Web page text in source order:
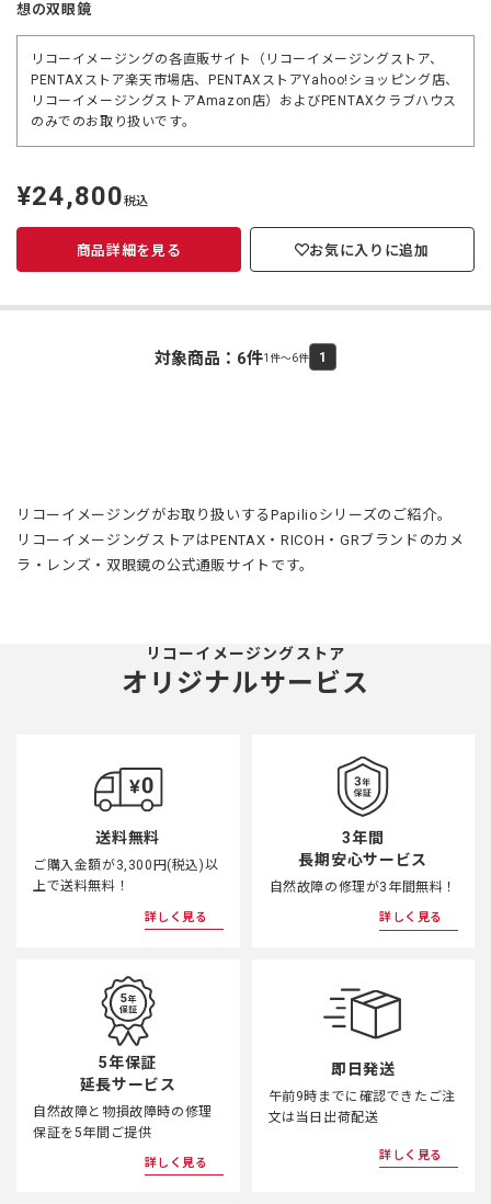
想の双眼鏡
リコーイメージングの各直販サイト（リコーイメージングストア、
PENTAXストア楽天市場店、PENTAXストアYahoo!ショッピング店、
リコーイメージングストアAmazon店）およびPENTAXクラブハウス
のみでのお取り扱いです。
定
価
¥24,800税込
商品詳細を見る お気に入りに追加
対象商品： 6件1件～6件 1
リコーイメージングがお取り扱いするPapilioシリーズのご紹介。
リコーイメージングストアはPENTAX・RICOH・GRブランドのカメ
ラ・レンズ・双眼鏡の公式通販サイトです。
リコーイメージングストア
オリジナルサービス
送料無料
ご購入金額が3,300円(税込)以
上で送料無料！
詳しく見る
3年間
長期安心サービス
自然故障の修理が3年間無料！
詳しく見る
5年保証
延長サービス
自然故障と物損故障時の修理
保証を5年間ご提供
詳しく見る
即日発送
午前9時までに確認できたご注
文は当日出荷配送
詳しく見る